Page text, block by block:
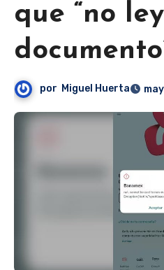
que “no
por Miguel Huerta